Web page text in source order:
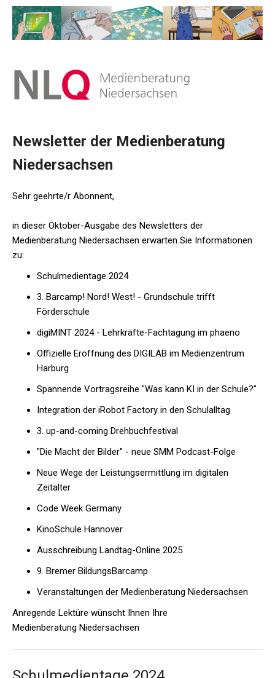
Newsletter der Medienberatung
Niedersachsen
Sehr geehrte/r Abonnent,
in dieser Oktober-Ausgabe des Newsletters der
Medienberatung Niedersachsen erwarten Sie Informationen
zu:
Schulmedientage 2024
3. Barcamp! Nord! West! - Grundschule trifft
Förderschule
digiMINT 2024 - Lehrkräfte-Fachtagung im phaeno
Offizielle Eröffnung des DIGILAB im Medienzentrum
Harburg
Spannende Vortragsreihe "Was kann KI in der Schule?"
Integration der iRobot Factory in den Schulalltag
3. up-and-coming Drehbuchfestival
"Die Macht der Bilder" - neue SMM Podcast-Folge
Neue Wege der Leistungsermittlung im digitalen
Zeitalter
Code Week Germany
KinoSchule Hannover
Ausschreibung Landtag-Online 2025
9. Bremer BildungsBarcamp
Veranstaltungen der Medienberatung Niedersachsen
Anregende Lektüre wünscht Ihnen Ihre
Medienberatung Niedersachsen